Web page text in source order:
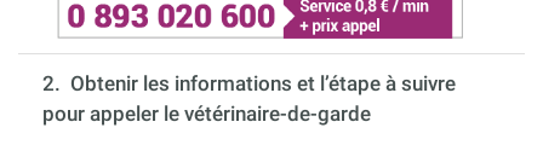
2. Obtenir les informations et l’étape à suivre
pour appeler le vétérinaire-de-garde